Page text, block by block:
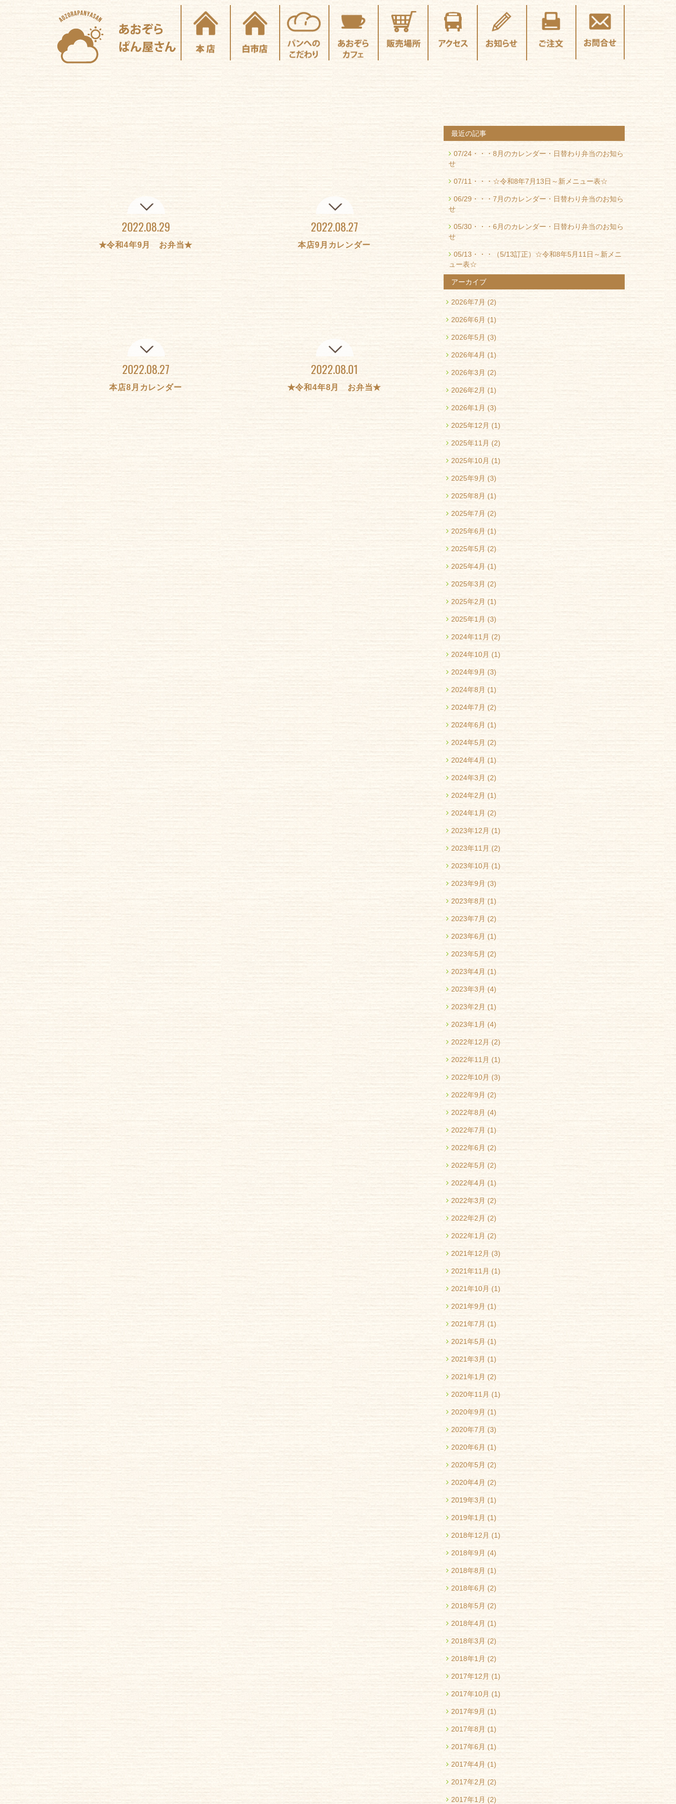
2022.08.29
★令和4年9月 お弁当★
2022.08.27
本店9月カレンダー
2022.08.27
本店8月カレンダー
2022.08.01
★令和4年8月 お弁当★
最近の記事
07/24・・・ 8月のカレンダー・日替わり弁当のお知ら
せ
07/11・・・ ☆令和8年7月13日～新メニュー表☆
06/29・・・ 7月のカレンダー・日替わり弁当のお知ら
せ
05/30・・・ 6月のカレンダー・日替わり弁当のお知ら
せ
05/13・・・
（5/13訂正）☆令和8年5月11日～新メニ
ュー表☆
アーカイブ
2026年7月 (2)
2026年6月 (1)
2026年5月 (3)
2026年4月 (1)
2026年3月 (2)
2026年2月 (1)
2026年1月 (3)
2025年12月 (1)
2025年11月 (2)
2025年10月 (1)
2025年9月 (3)
2025年8月 (1)
2025年7月 (2)
2025年6月 (1)
2025年5月 (2)
2025年4月 (1)
2025年3月 (2)
2025年2月 (1)
2025年1月 (3)
2024年11月 (2)
2024年10月 (1)
2024年9月 (3)
2024年8月 (1)
2024年7月 (2)
2024年6月 (1)
2024年5月 (2)
2024年4月 (1)
2024年3月 (2)
2024年2月 (1)
2024年1月 (2)
2023年12月 (1)
2023年11月 (2)
2023年10月 (1)
2023年9月 (3)
2023年8月 (1)
2023年7月 (2)
2023年6月 (1)
2023年5月 (2)
2023年4月 (1)
2023年3月 (4)
2023年2月 (1)
2023年1月 (4)
2022年12月 (2)
2022年11月 (1)
2022年10月 (3)
2022年9月 (2)
2022年8月 (4)
2022年7月 (1)
2022年6月 (2)
2022年5月 (2)
2022年4月 (1)
2022年3月 (2)
2022年2月 (2)
2022年1月 (2)
2021年12月 (3)
2021年11月 (1)
2021年10月 (1)
2021年9月 (1)
2021年7月 (1)
2021年5月 (1)
2021年3月 (1)
2021年1月 (2)
2020年11月 (1)
2020年9月 (1)
2020年7月 (3)
2020年6月 (1)
2020年5月 (2)
2020年4月 (2)
2019年3月 (1)
2019年1月 (1)
2018年12月 (1)
2018年9月 (4)
2018年8月 (1)
2018年6月 (2)
2018年5月 (2)
2018年4月 (1)
2018年3月 (2)
2018年1月 (2)
2017年12月 (1)
2017年10月 (1)
2017年9月 (1)
2017年8月 (1)
2017年6月 (1)
2017年4月 (1)
2017年2月 (2)
2017年1月 (2)